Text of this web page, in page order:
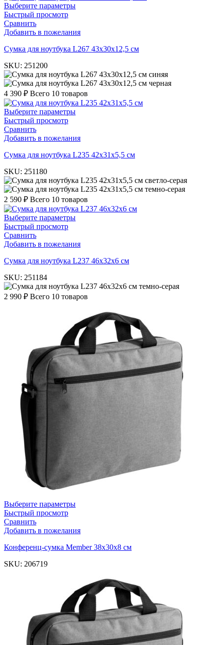
Выберите параметры
Быстрый просмотр
Сравнить
Добавить в пожелания
Cумка для ноутбука L267 43х30х12,5 см
SKU: 251200
синяя
черная
4 390 ₽ Всего 10 товаров
Выберите параметры
Быстрый просмотр
Сравнить
Добавить в пожелания
Cумка для ноутбука L235 42х31х5,5 см
SKU: 251180
светло-серая
темно-серая
2 590 ₽ Всего 10 товаров
Выберите параметры
Быстрый просмотр
Сравнить
Добавить в пожелания
Cумка для ноутбука L237 46х32х6 см
SKU: 251184
темно-серая
2 990 ₽ Всего 10 товаров
Выберите параметры
Быстрый просмотр
Сравнить
Добавить в пожелания
Конференц-сумка Member 38х30х8 см
SKU: 206719